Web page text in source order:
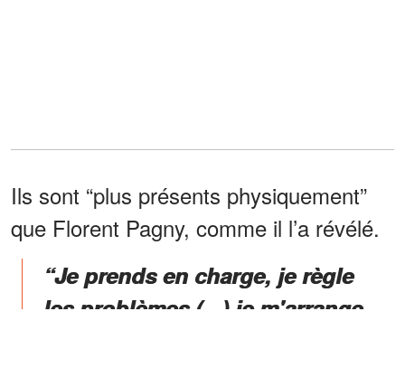
Ils sont “plus présents physiquement”
que Florent Pagny, comme il l’a révélé.
“Je prends en charge, je règle
les problèmes (...) je m'arrange